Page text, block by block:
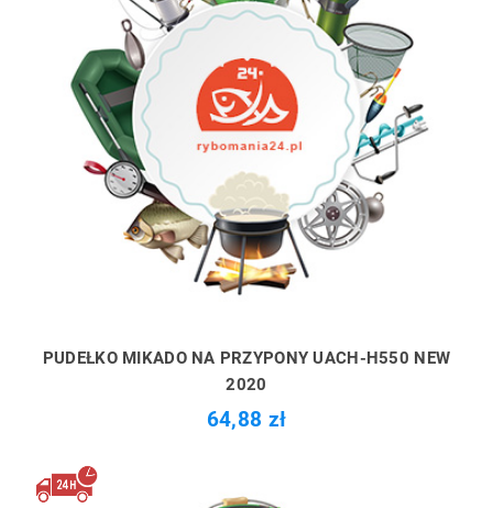
PUDEŁKO MIKADO NA PRZYPONY UACH-H550 NEW
2020
64,88 zł